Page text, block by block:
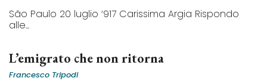
São Paulo 20 luglio ‘917 Carissima Argia Rispondo
alle...
L’emigrato che non ritorna
Francesco Tripodi